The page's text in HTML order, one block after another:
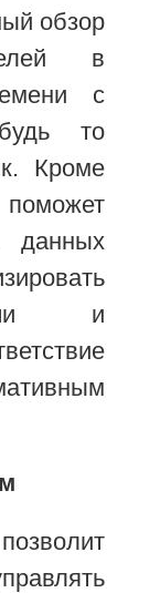
обзор
в
с
то
Кроме
данных
и